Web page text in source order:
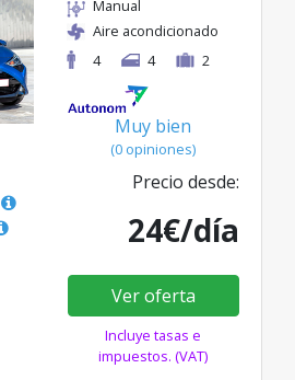
Manual
Aire acondicionado
4
4 2
Muy bien
(0 opiniones)
Precio desde:
24€/día
Ver oferta
Incluye tasas e
impuestos. (VAT)